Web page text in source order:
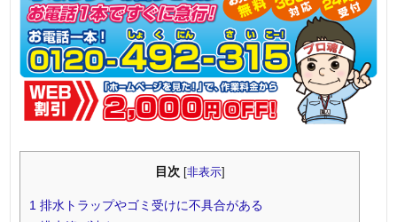
目次 [非表示]
1 排水トラップやゴミ受けに不具合がある